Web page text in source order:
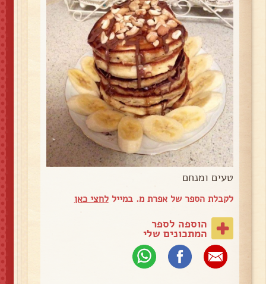
טעים ומנחם
לקבלת הספר של אפרת מ. במייללחצי כאן
הוספה לספר
המתכונים שלי